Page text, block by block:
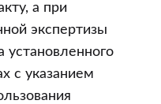
а при
экспертизы
установленного
с указанием